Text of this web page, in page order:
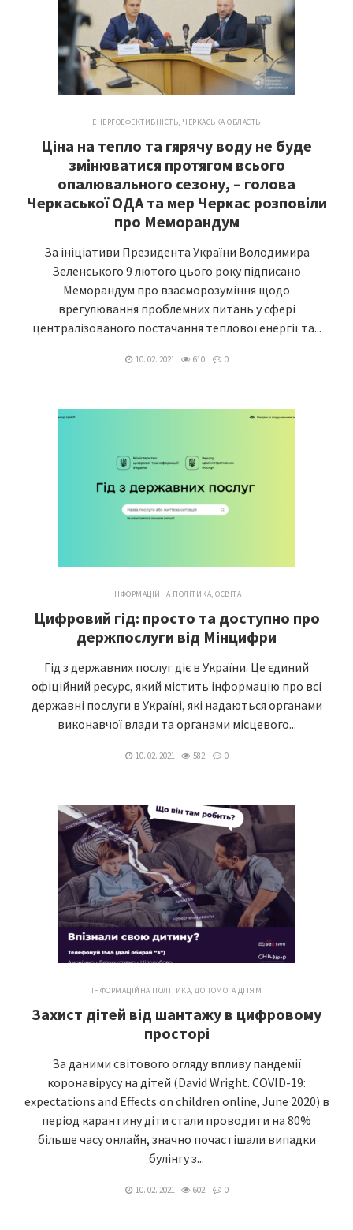
ЕНЕРГОЕФЕКТИВНІСТЬ, ЧЕРКАСЬКА ОБЛАСТЬ
Ціна на тепло та гярячу воду не буде
змінюватися протягом всього
опалювального сезону, – голова
Черкаської ОДА та мер Черкас розповіли
про Меморандум
За ініціативи Президента України Володимира
Зеленського 9 лютого цього року підписано
Меморандум про взаєморозуміння щодо
врегулювання проблемних питань у сфері
централізованого постачання теплової енергії та...
10. 02. 2021 610 0
ІНФОРМАЦІЙНА ПОЛІТИКА,ОСВІТА
Цифровий гід: просто та доступно про
держпослуги від Мінцифри
Гід з державних послуг діє в України. Це єдиний
офіційний ресурс, який містить інформацію про всі
державні послуги в Україні, які надаються органами
виконавчої влади та органами місцевого...
10. 02. 2021 582 0
ІНФОРМАЦІЙНА ПОЛІТИКА,ДОПОМОГА ДІТЯМ
Захист дітей від шантажу в цифровому
просторі
За даними світового огляду впливу пандемії
коронавірусу на дітей (David Wright. COVID-19:
expectations and Effects on children online, June 2020) в
період карантину діти стали проводити на 80%
більше часу онлайн, значно почастішали випадки
булінгу з...
10. 02. 2021 602 0